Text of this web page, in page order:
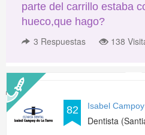
parte del carrillo estaba
hueco,que hago?
3 Respuestas 138
82 Isabel
Dentista